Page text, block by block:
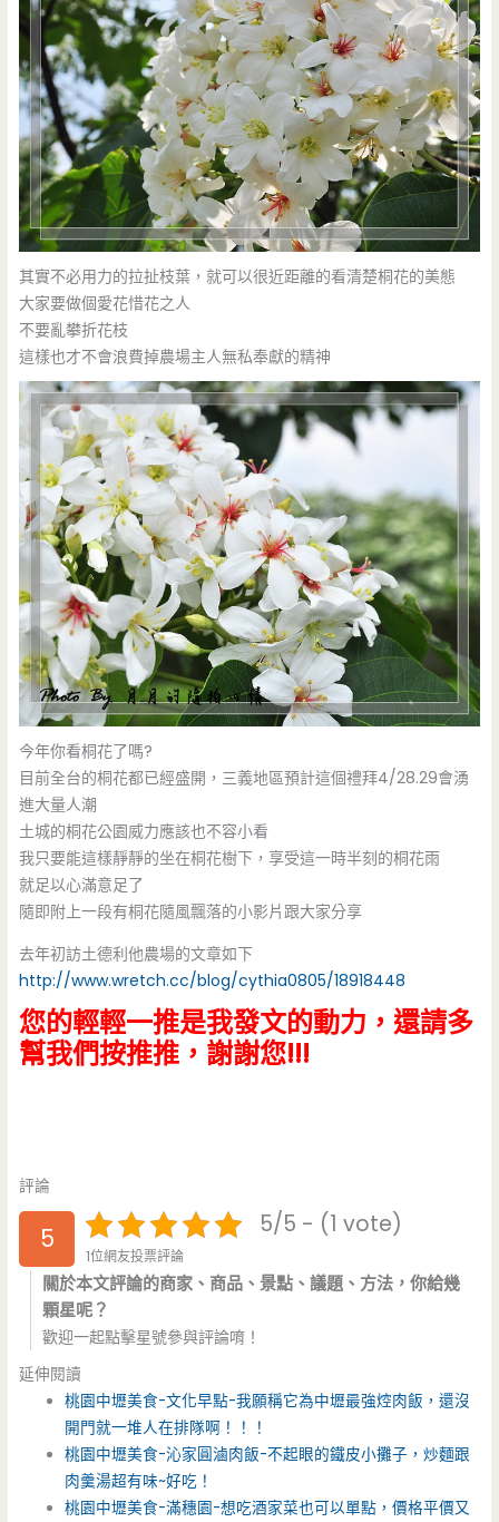
其實不必用力的拉扯枝葉，就可以很近距離的看清楚桐花的美態
大家要做個愛花惜花之人
不要亂攀折花枝
這樣也才不會浪費掉農場主人無私奉獻的精神
今年你看桐花了嗎?
目前全台的桐花都已經盛開，三義地區預計這個禮拜4/28.29會湧
進大量人潮
土城的桐花公園威力應該也不容小看
我只要能這樣靜靜的坐在桐花樹下，享受這一時半刻的桐花雨
就足以心滿意足了
隨即附上一段有桐花隨風飄落的小影片跟大家分享
去年初訪土德利他農場的文章如下
http://www.wretch.cc/blog/cythia0805/18918448
您的輕輕一推是我發文的動力，還請多
幫我們按推推，謝謝您!!!
評論
5 5/5 - (1 vote)
1位網友投票評論
關於本文評論的商家、商品、景點、議題、方法，你給幾
顆星呢？
歡迎一起點擊星號參與評論唷！
延伸閱讀
桃園中壢美食-文化早點-我願稱它為中壢最強焢肉飯，還沒
開門就一堆人在排隊啊！！！
桃園中壢美食-沁家圓滷肉飯-不起眼的鐵皮小攤子，炒麵跟
肉羹湯超有味~好吃！
桃園中壢美食-滿穗園-想吃酒家菜也可以單點，價格平價又